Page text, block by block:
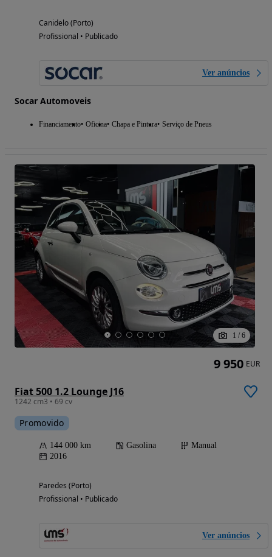
Canidelo (Porto)
Profissional • Publicado
Ver anúncios
Socar Automoveis
Financiamento Oficina Chapa e Pintura Serviço de Pneus
1 / 6
Fiat 500 1.2 Lounge J16
1242 cm3 • 69 cv
Promovido
144 000 km Gasolina
Manual
2016
Paredes (Porto)
Profissional • Publicado
Ver anúncios
9 950 EUR